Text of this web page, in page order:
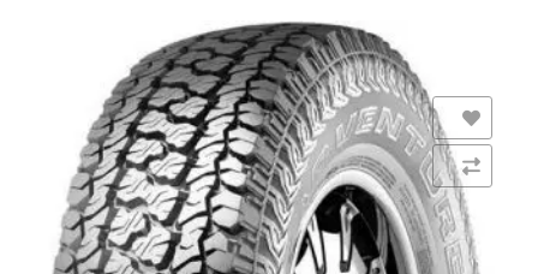
Comparar
Añadir a la lista de deseos